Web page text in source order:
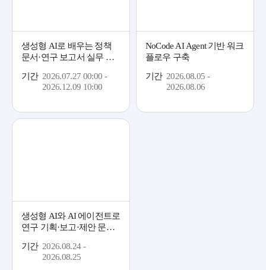
생성형 AI로 배우는 정책
문서·연구 보고서 실무 테
기간 2026.07.27 00:00 -
2026.12.09 10:00
NoCode AI Agent 기반 워크
플로우 구축
기간 2026.08.05 -
2026.08.06
생성형 AI와 AI 에이전트로
연구 기획·보고·제안 문서
기간 2026.08.24 -
2026.08.25
08
03(월)
ChatGPT를 활용한 데이터 분석